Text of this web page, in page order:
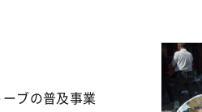
ブの普及事業